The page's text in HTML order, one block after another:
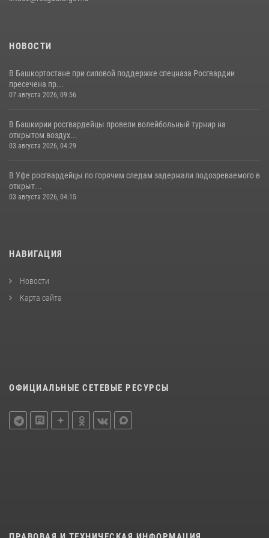
НОВОСТИ
В Башкортостане при силовой поддержке спецназа Росгвардии
пресечена пр...
07 августа 2026, 09:56
В Башкирии росгвардейцы провели волейбольный турнир на
открытом воздух...
03 августа 2026, 04:29
В Уфе росгвардейцы по горячим следам задержали подозреваемого в
открыт...
03 августа 2026, 04:15
НАВИГАЦИЯ
Новости
Карта сайта
ОФИЦИАЛЬНЫЕ СЕТЕВЫЕ РЕСУРСЫ